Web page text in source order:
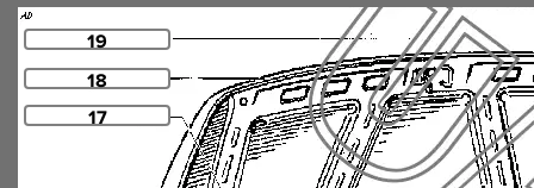
17
18
19